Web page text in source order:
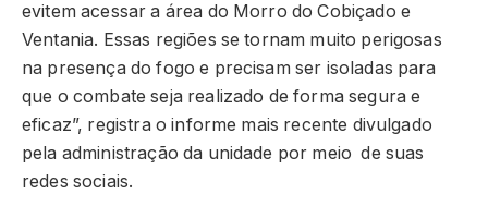
evitem acessar a área do Morro do Cobiçado e
Ventania. Essas regiões se tornam muito perigosas
na presença do fogo e precisam ser isoladas para
que o combate seja realizado de forma segura e
eficaz”, registra o informe mais recente divulgado
pela administração da unidade por meio de suas
redes sociais.